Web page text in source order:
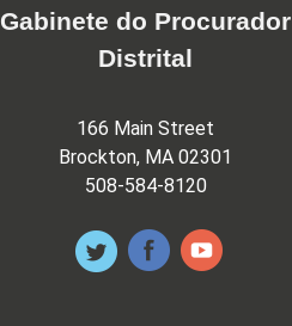
Gabinete do Procurador
Distrital
166 Main Street
Brockton, MA 02301
508-584-8120